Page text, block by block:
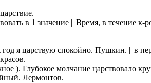
в 1 значение || Время, в течение к-
я царствую спокойно. Пушкин. || в
). Глубокое молчание царствовало
Лермонтов.